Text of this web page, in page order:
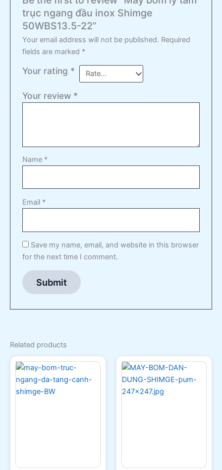
trục ngang đầu inox Shimge
50WBS13.5-22”
Your email address will not be published. Required
fields are marked *
Your rating *
Your review *
Name *
Email *
Save my name, email, and website in this browser
for the next time I comment.
Related products